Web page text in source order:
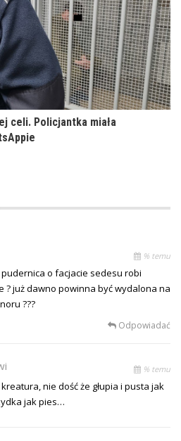
celi. Policjantka miała
% temu
o facjacie sedesu robi
? już dawno powinna być wydalona na
???
Odpowiadać
% temu
nie dość że głupia i pusta jak
jak pies…